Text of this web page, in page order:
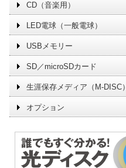
CD（音楽用）
LED電球（一般電球）
USBメモリー
SD／microSDカード
生涯保存メディア（M-DISC）
オプション